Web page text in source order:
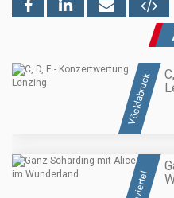
Vöcklabruck